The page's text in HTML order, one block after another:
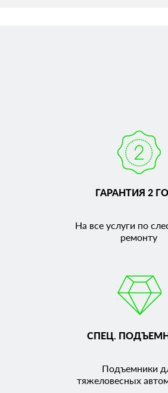
ГАРАНТИЯ 2
На все услуги по
ремонту
СПЕЦ.
Подъемники
тяжеловесных